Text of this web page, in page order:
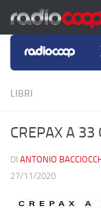
Salta al
LIBRI
CREPAX A 33
DI ANTONIO
27/11/2020